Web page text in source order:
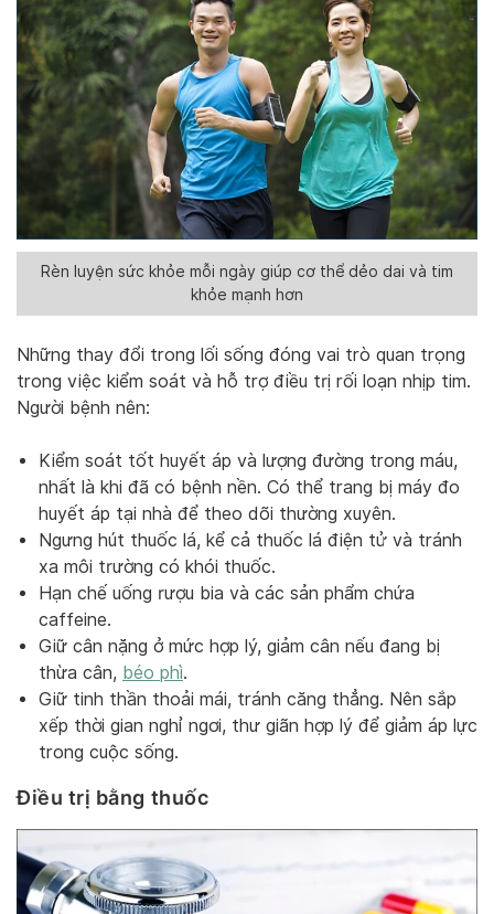
Rèn luyện sức khỏe mỗi ngày giúp cơ thể dẻo dai và tim
khỏe mạnh hơn
Những thay đổi trong lối sống đóng vai trò quan trọng
trong việc kiểm soát và hỗ trợ điều trị rối loạn nhịp tim.
Người bệnh nên:
Kiểm soát tốt huyết áp và lượng đường trong máu,
nhất là khi đã có bệnh nền. Có thể trang bị máy đo
huyết áp tại nhà để theo dõi thường xuyên.
Ngưng hút thuốc lá, kể cả thuốc lá điện tử và tránh
xa môi trường có khói thuốc.
Hạn chế uống rượu bia và các sản phẩm chứa
caffeine.
Giữ cân nặng ở mức hợp lý, giảm cân nếu đang bị
thừa cân, béo phì.
Giữ tinh thần thoải mái, tránh căng thẳng. Nên sắp
xếp thời gian nghỉ ngơi, thư giãn hợp lý để giảm áp lực
trong cuộc sống.
Điều trị bằng thuốc